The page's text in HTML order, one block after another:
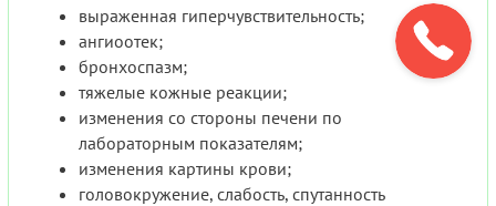
выраженная гиперчувствительность;
ангиоотек;
бронхоспазм;
тяжелые кожные реакции;
изменения со стороны печени по
лабораторным показателям;
изменения картины крови;
головокружение, слабость, спутанность